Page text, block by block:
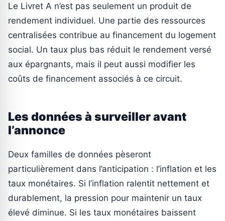
Le Livret A n’est pas seulement un produit de
rendement individuel. Une partie des ressources
centralisées contribue au financement du logement
social. Un taux plus bas réduit le rendement versé
aux épargnants, mais il peut aussi modifier les
coûts de financement associés à ce circuit.
Les données à surveiller avant
l’annonce
Deux familles de données pèseront
particulièrement dans l’anticipation : l’inflation et les
taux monétaires. Si l’inflation ralentit nettement et
durablement, la pression pour maintenir un taux
élevé diminue. Si les taux monétaires baissent